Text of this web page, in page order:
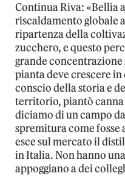
Continua Riva: «Bellia
riscaldamento globale
ripartenza della
zucchero, e questo
grande
pianta deve crescere
conscio della storia e
territorio, piantò
diciamo di un campo
spremitura come
esce sul mercato il
in Italia. Non hanno
appoggiano a dei